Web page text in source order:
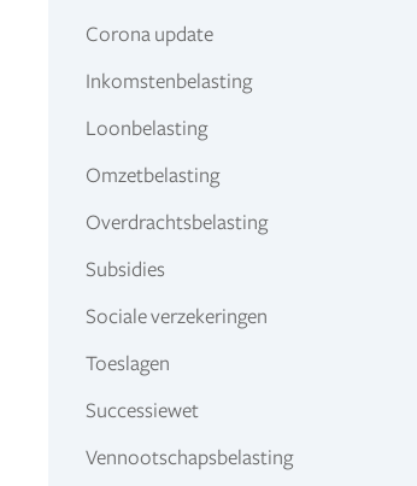
Corona update
Inkomstenbelasting
Loonbelasting
Omzetbelasting
Overdrachtsbelasting
Subsidies
Sociale verzekeringen
Toeslagen
Successiewet
Vennootschapsbelasting